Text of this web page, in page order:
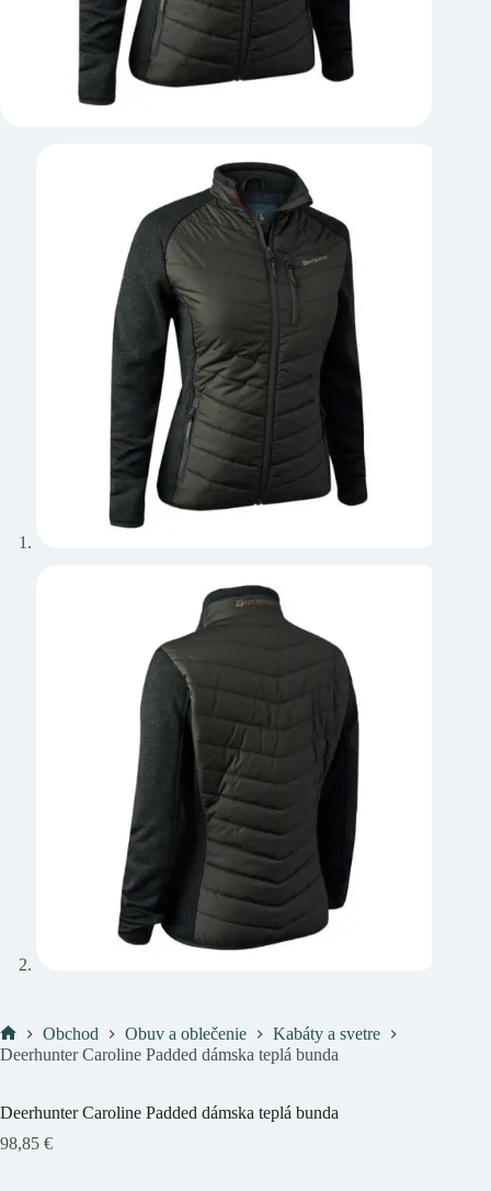
Domov
Obchod Obuv a oblečenie
Kabáty a svetre
Deerhunter Caroline Padded dámska teplá bunda
Deerhunter Caroline Padded dámska teplá bunda
98,85 €